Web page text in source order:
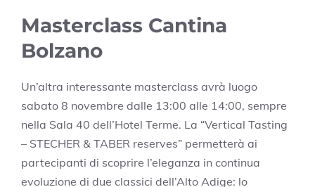
Masterclass Cantina
Bolzano
Un’altra interessante masterclass avrà luogo
sabato 8 novembre dalle 13:00 alle 14:00, sempre
nella Sala 40 dell’Hotel Terme. La “Vertical Tasting
– STECHER & TABER reserves” permetterà ai
partecipanti di scoprire l’eleganza in continua
evoluzione di due classici dell’Alto Adige: lo